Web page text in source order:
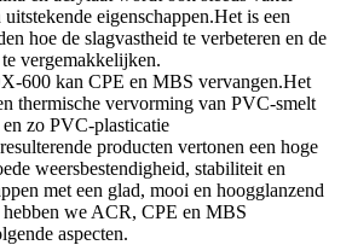
eigenschappen.Het is een
hoe de slagvastheid te verbeteren en de
vergemakkelijken.
600 kan CPE en MBS vervangen.Het
thermische vervorming van PVC-smelt
zo PVC-plasticatie
producten vertonen een hoge
weersbestendigheid, stabiliteit en
met een glad, mooi en hoogglanzend
we ACR, CPE en MBS
aspecten.